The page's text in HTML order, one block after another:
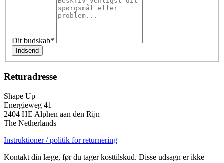
Dit budskab*
Indsend
Returadresse
Shape Up
Energieweg 41
2404 HE Alphen aan den Rijn
The Netherlands
Instruktioner / politik for returnering
Kontakt din læge, før du tager kosttilskud. Disse udsagn er ikke